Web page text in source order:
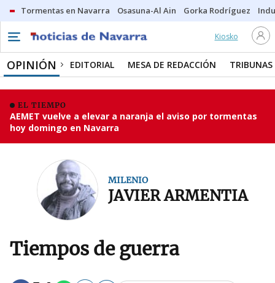
Tormentas en Navarra Osasuna-Al Ain Gorka Rodríguez
Kiosko
OPINIÓN EDITORIAL MESA DE REDACCIÓN TRIBUNAS
EL TIEMPO
AEMET vuelve a elevar a naranja el aviso por tormentas
hoy domingo en Navarra
MILENIO
JAVIER ARMENTIA
Tiempos de guerra